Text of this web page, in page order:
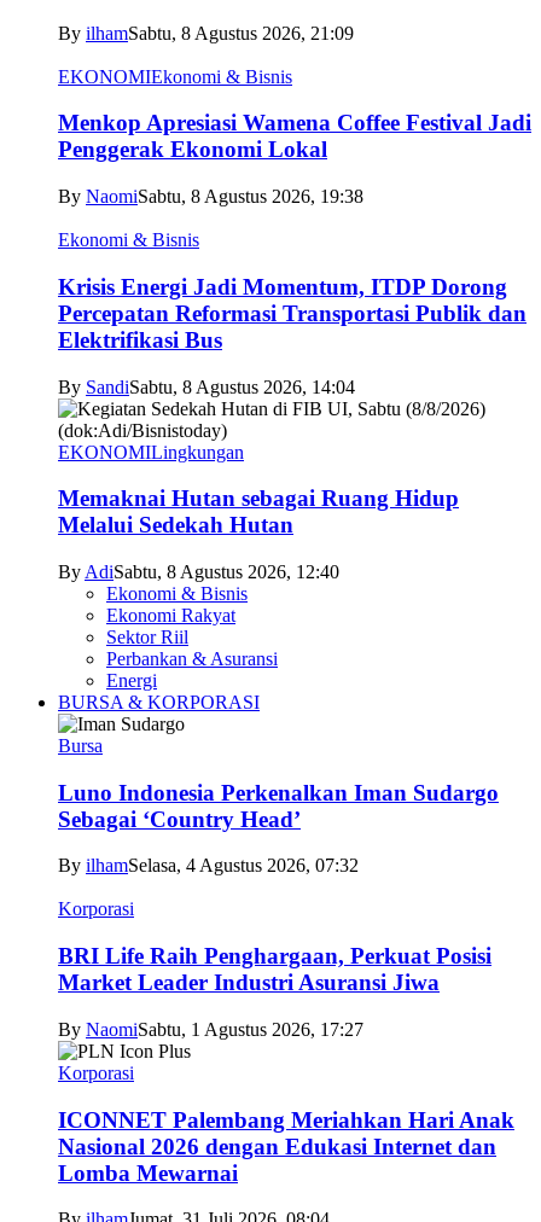
By ilhamSabtu, 8 Agustus 2026, 21:09
EKONOMIEkonomi & Bisnis
Menkop Apresiasi Wamena Coffee Festival Jadi
Penggerak Ekonomi Lokal
By NaomiSabtu, 8 Agustus 2026, 19:38
Ekonomi & Bisnis
Krisis Energi Jadi Momentum, ITDP Dorong
Percepatan Reformasi Transportasi Publik dan
Elektrifikasi Bus
By SandiSabtu, 8 Agustus 2026, 14:04
EKONOMILingkungan
Memaknai Hutan sebagai Ruang Hidup
Melalui Sedekah Hutan
By AdiSabtu, 8 Agustus 2026, 12:40
Ekonomi & Bisnis
Ekonomi Rakyat
Sektor Riil
Perbankan & Asuransi
Energi
BURSA & KORPORASI
Bursa
Luno Indonesia Perkenalkan Iman Sudargo
Sebagai ‘Country Head’
By ilhamSelasa, 4 Agustus 2026, 07:32
Korporasi
BRI Life Raih Penghargaan, Perkuat Posisi
Market Leader Industri Asuransi Jiwa
By NaomiSabtu, 1 Agustus 2026, 17:27
Korporasi
ICONNET Palembang Meriahkan Hari Anak
Nasional 2026 dengan Edukasi Internet dan
Lomba Mewarnai